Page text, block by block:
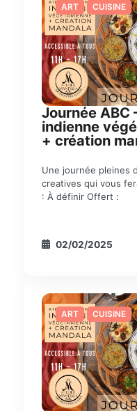
ART CUISINE
Journée ABC
indienne
+ création
Une journée pleines
creatives qui vous
: À définir Offert :
02/02/2025
ART CUISINE